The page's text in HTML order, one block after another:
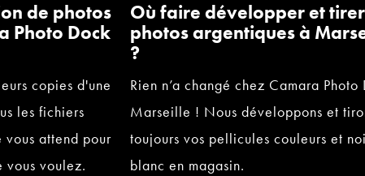
de photos
Photo Dock
copies d'une
les fichiers
attend pour
vous voulez.
Où faire développer et
photos argentiques à
?
Rien n’a changé chez Camara Photo
Marseille ! Nous développons et
toujours vos pellicules couleurs et
blanc en magasin.